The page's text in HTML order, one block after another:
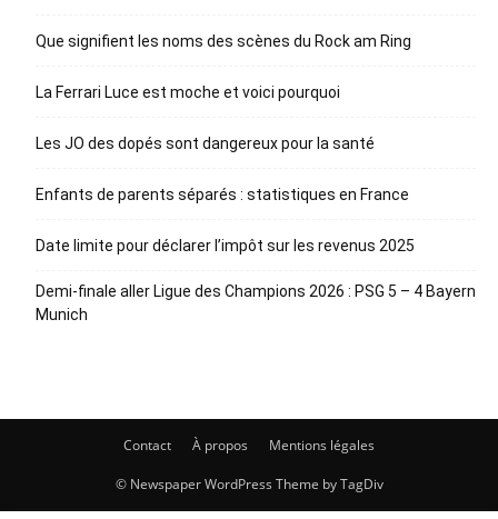
Que signifient les noms des scènes du Rock am Ring
La Ferrari Luce est moche et voici pourquoi
Les JO des dopés sont dangereux pour la santé
Enfants de parents séparés : statistiques en France
Date limite pour déclarer l’impôt sur les revenus 2025
Demi-finale aller Ligue des Champions 2026 : PSG 5 – 4 Bayern
Munich
Contact À propos Mentions légales
© Newspaper WordPress Theme by TagDiv